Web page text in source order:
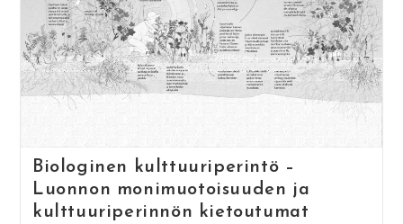
Biologinen kulttuuriperintö –
Luonnon monimuotoisuuden ja
kulttuuriperinnön kietoutumat